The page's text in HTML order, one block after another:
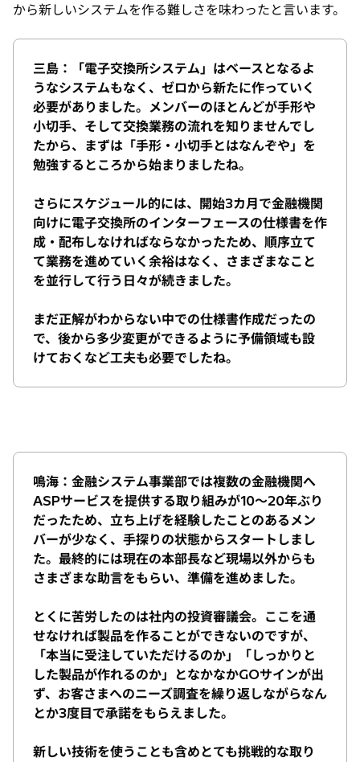
から新しいシステムを作る難しさを味わったと言います。
三島：「電子交換所システム」はベースとなるよ
うなシステムもなく、ゼロから新たに作っていく
必要がありました。メンバーのほとんどが手形や
小切手、そして交換業務の流れを知りませんでし
たから、まずは「手形・小切手とはなんぞや」を
勉強するところから始まりましたね。
さらにスケジュール的には、開始3カ月で金融機関
向けに電子交換所のインターフェースの仕様書を作
成・配布しなければならなかったため、順序立て
て業務を進めていく余裕はなく、さまざまなこと
を並行して行う日々が続きました。
まだ正解がわからない中での仕様書作成だったの
で、後から多少変更ができるように予備領域も設
けておくなど工夫も必要でしたね。
鳴海：金融システム事業部では複数の金融機関へ
ASPサービスを提供する取り組みが10〜20年ぶり
だったため、立ち上げを経験したことのあるメン
バーが少なく、手探りの状態からスタートしまし
た。最終的には現在の本部長など現場以外からも
さまざまな助言をもらい、準備を進めました。
とくに苦労したのは社内の投資審議会。ここを通
せなければ製品を作ることができないのですが、
「本当に受注していただけるのか」「しっかりと
した製品が作れるのか」となかなかGOサインが出
ず、お客さまへのニーズ調査を繰り返しながらなん
とか3度目で承諾をもらえました。
新しい技術を使うことも含めとても挑戦的な取り